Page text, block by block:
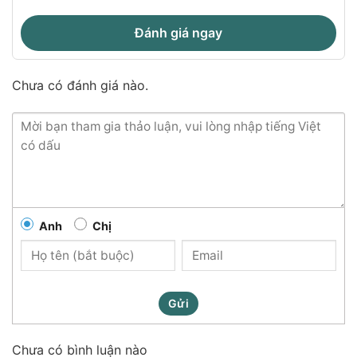
Cung Xạ Hương
Không đơn thuần là một thực phẩm bảo vệ sức khỏe, An
Đánh giá ngay
Chưa có đánh giá nào.
Anh Chị
Gửi
Chưa có bình luận nào